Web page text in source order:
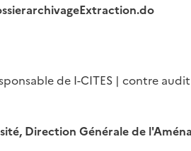
de I-CITES | contre
Direction Générale de